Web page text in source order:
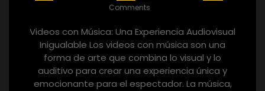
Comments
Videos con Música: Una Experiencia Audiovisual
Inigualable Los videos con música son una
forma de arte que combina lo visual y lo
auditivo para crear una experiencia única y
emocionante para el espectador. La música,